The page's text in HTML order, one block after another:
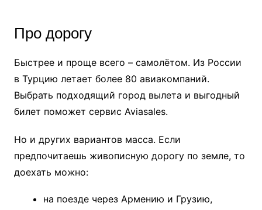
Про дорогу
Быстрее и проще всего – самолётом. Из России
в Турцию летает более 80 авиакомпаний.
Выбрать подходящий город вылета и выгодный
билет поможет сервис Aviasales.
Но и других вариантов масса. Если
предпочитаешь живописную дорогу по земле, то
доехать можно:
на поезде через Армению и Грузию,